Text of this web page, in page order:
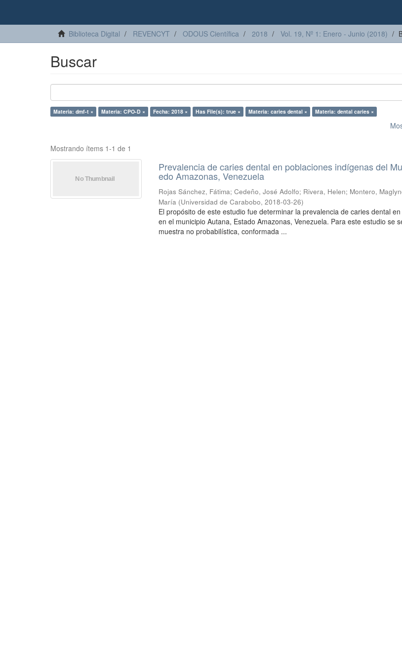
Biblioteca Digital REVENCYT ODOUS Científica 2018 Vol. 19, Nº 1: Enero - Junio (2018)
Buscar
Materia: dmf-t × Materia: CPO-D × Fecha: 2018 × Has File(s): true × Materia: caries dental × Materia: dental caries ×
Mostrando ítems 1-1 de 1
Prevalencia de caries dental en poblaciones indígenas del
edo Amazonas, Venezuela
Rojas Sánchez, Fátima;Cedeño, José Adolfo; Rivera, Helen; Montero,
María (Universidad de Carabobo,2018-03-26)
El propósito de este estudio fue determinar la prevalencia de caries dental
en el municipio Autana, Estado Amazonas, Venezuela. Para este estudio se
muestra no probabilística, conformada ...